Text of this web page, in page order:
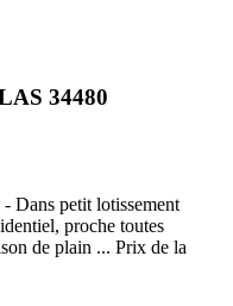
34480
- Dans petit lotissement
proche toutes
de plain ... Prix de la